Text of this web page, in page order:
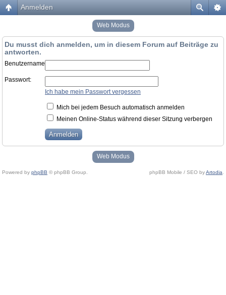
Anmelden
Web Modus
Du musst dich anmelden, um in diesem Forum auf Beiträge zu
antworten.
Benutzername:
Passwort:
Ich habe mein Passwort vergessen
Mich bei jedem Besuch automatisch anmelden
Meinen Online-Status während dieser Sitzung verbergen
Web Modus
Powered by phpBB © phpBB Group. phpBB Mobile / SEO byArtodia